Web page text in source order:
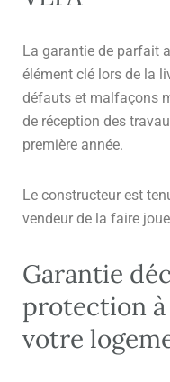
La garantie de parfait
élément clé lors de la
défauts et malfaçons
de réception des
première année.
Le constructeur est
vendeur de la faire
Garantie
protection
votre